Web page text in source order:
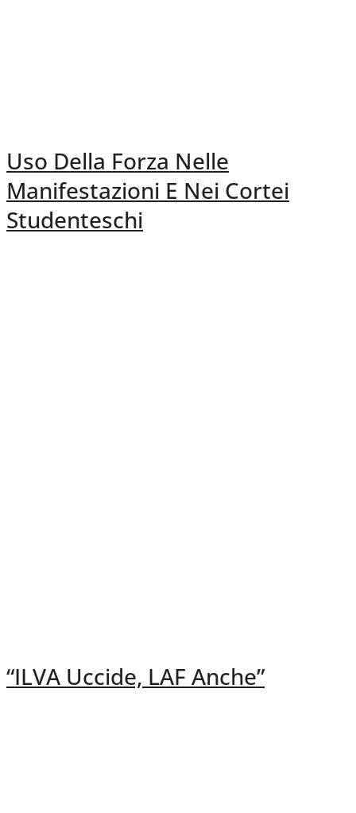
Uso Della Forza Nelle
Manifestazioni E Nei Cortei
Studenteschi
“ILVA Uccide, LAF Anche”